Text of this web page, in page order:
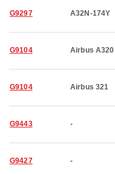
G9297 A32N-174Y
G9104 Airbus A320
G9104 Airbus 321
G9443 -
G9427 -